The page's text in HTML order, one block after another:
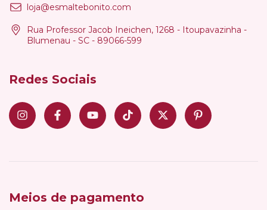
loja@esmaltebonito.com
Rua Professor Jacob Ineichen, 1268 - Itoupavazinha -
Blumenau - SC - 89066-599
Redes Sociais
Meios de pagamento